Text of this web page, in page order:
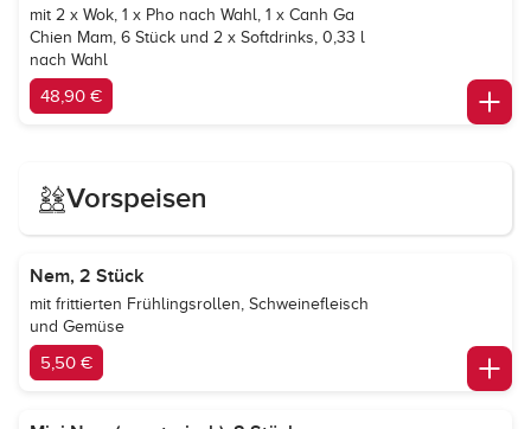
mit 2 x Wok, 1 x Pho nach Wahl, 1 x Canh Ga
Chien Mam, 6 Stück und 2 x Softdrinks, 0,33 l
nach Wahl
48,90 €
Vorspeisen
Nem, 2 Stück
mit frittierten Frühlingsrollen, Schweinefleisch
und Gemüse
5,50 €